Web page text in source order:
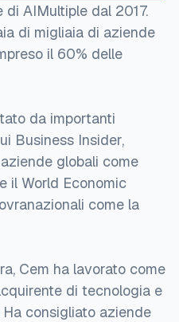
di AIMultiple dal 2017.
di migliaia di aziende
il 60% delle
da importanti
Business Insider,
globali come
il World Economic
come la
Cem ha lavorato come
di tecnologia e
consigliato aziende